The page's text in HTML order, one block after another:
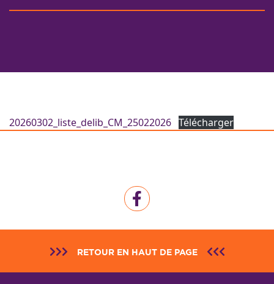
20260302_liste_delib_CM_25022026 Télécharger
RETOUR EN HAUT DE PAGE